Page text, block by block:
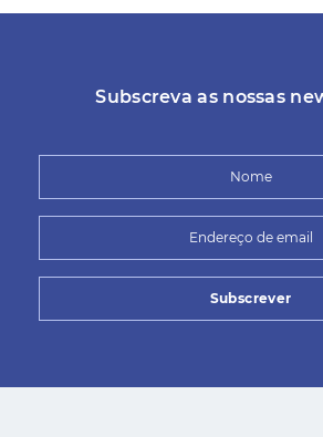
Subscreva as nossas
Subscrever